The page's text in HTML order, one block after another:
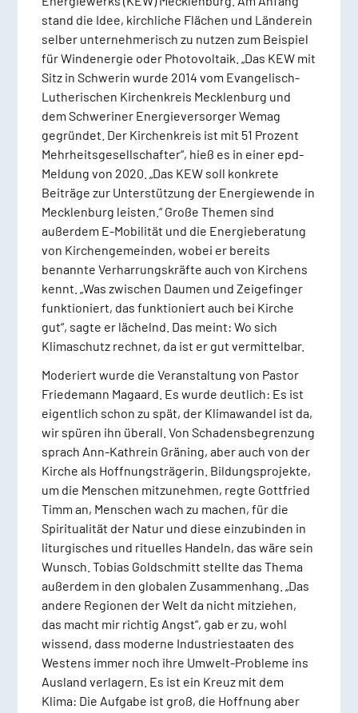
stand die Idee, kirchliche Flächen und Länderein
selber unternehmerisch zu nutzen zum Beispiel
für Windenergie oder Photovoltaik. „Das KEW mit
Sitz in Schwerin wurde 2014 vom Evangelisch-
Lutherischen Kirchenkreis Mecklenburg und
dem Schweriner Energieversorger Wemag
gegründet. Der Kirchenkreis ist mit 51 Prozent
Mehrheitsgesellschafter“, hieß es in einer epd-
Meldung von 2020. „Das KEW soll konkrete
Beiträge zur Unterstützung der Energiewende in
Mecklenburg leisten.“ Große Themen sind
außerdem E-Mobilität und die Energieberatung
von Kirchengemeinden, wobei er bereits
benannte Verharrungskräfte auch von Kirchens
kennt. „Was zwischen Daumen und Zeigefinger
funktioniert, das funktioniert auch bei Kirche
gut“, sagte er lächelnd. Das meint: Wo sich
Klimaschutz rechnet, da ist er gut vermittelbar.
Moderiert wurde die Veranstaltung von Pastor
Friedemann Magaard. Es wurde deutlich: Es ist
eigentlich schon zu spät, der Klimawandel ist da,
wir spüren ihn überall. Von Schadensbegrenzung
sprach Ann-Kathrein Gräning, aber auch von der
Kirche als Hoffnungsträgerin. Bildungsprojekte,
um die Menschen mitzunehmen, regte Gottfried
Timm an, Menschen wach zu machen, für die
Spiritualität der Natur und diese einzubinden in
liturgisches und rituelles Handeln, das wäre sein
Wunsch. Tobias Goldschmitt stellte das Thema
außerdem in den globalen Zusammenhang. „Das
andere Regionen der Welt da nicht mitziehen,
das macht mir richtig Angst“, gab er zu, wohl
wissend, dass moderne Industriestaaten des
Westens immer noch ihre Umwelt-Probleme ins
Ausland verlagern. Es ist ein Kreuz mit dem
Klima: Die Aufgabe ist groß, die Hoffnung aber